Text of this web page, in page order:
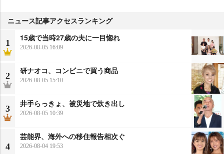
ニュース記事アクセスランキング
1
15歳で当時27歳の夫に一目惚れ
2026-08-05 16:09
2
研ナオコ、コンビニで買う商品
2026-08-05 15:10
3
井手らっきょ、被災地で炊き出し
2026-08-05 10:39
4
芸能界、海外への移住報告相次ぐ
2026-08-04 19:53